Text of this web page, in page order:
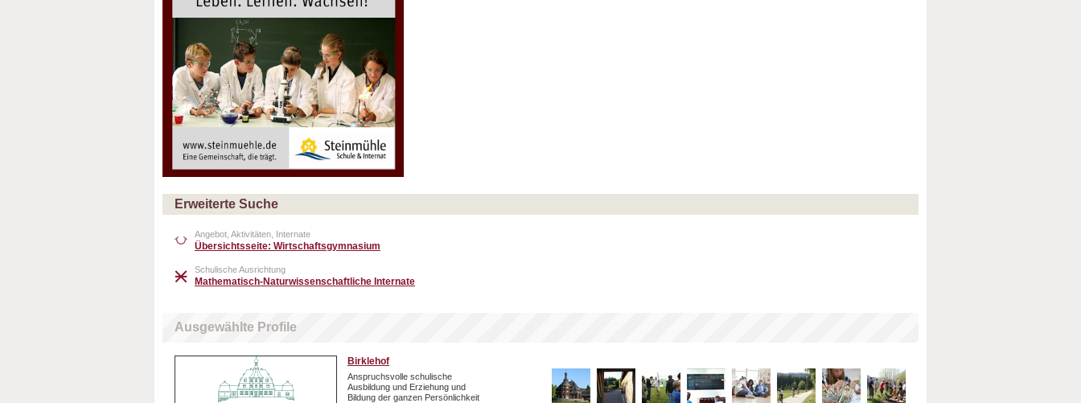
Erweiterte Suche
Angebot, Aktivitäten, Internate
Übersichtsseite: Wirtschaftsgymnasium
Schulische Ausrichtung
Mathematisch-Naturwissenschaftliche Internate
Ausgewählte Profile
Birklehof
Anspruchsvolle schulische
Ausbildung und Erziehung und
Bildung der ganzen Persönlichkeit